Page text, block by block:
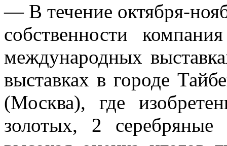
— В течение октября-
собственности
международных
выставках в городе
(Москва), где
золотых, 2